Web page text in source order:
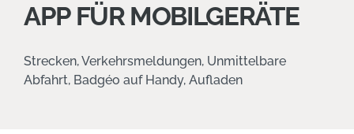
APP FÜR MOBILGERÄTE
Strecken, Verkehrsmeldungen, Unmittelbare
Abfahrt, Badgéo auf Handy, Aufladen